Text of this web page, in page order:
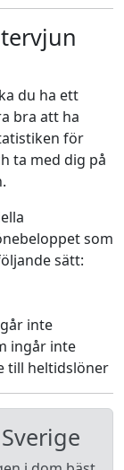
du ha ett
bra att ha
för
ta med dig på
som
sätt:
inte
ingår inte
till heltidslöner